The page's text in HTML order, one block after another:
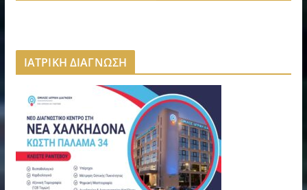
ΙΑΤΡΙΚΗ ΔΙΑΓΝΩΣΗ